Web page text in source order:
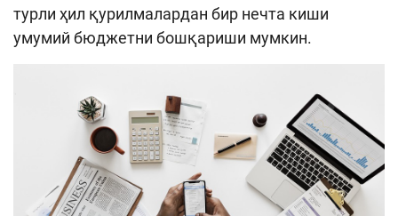
Лойиҳа ҳақида
Кенгайтирилган қидирув
турли ҳил қурилмалардан бир нечта киши
умумий бюджетни бошқариши мумкин.